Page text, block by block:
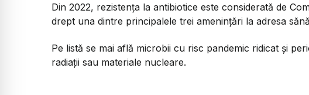
Din 2022, rezistența la antibiotice este considerată de
drept una dintre principalele trei amenințări la adresa
Pe listă se mai află microbii cu risc pandemic ridicat și
radiații sau materiale nucleare.